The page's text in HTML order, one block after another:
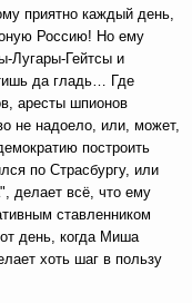
приятно каждый день,
Россию! Но ему
Лугары-Гейтсы и
да гладь… Где
аресты шпионов
не надоело, или, может,
построить
по Страсбургу, или
делает всё, что ему
ставленником
день, когда Миша
хоть шаг в пользу